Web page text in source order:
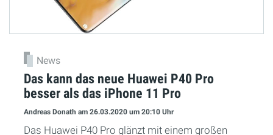
News
Das kann das neue Huawei P40 Pro
besser als das iPhone 11 Pro
Andreas Donath am 26.03.2020 um 20:10 Uhr
Das Huawei P40 Pro glänzt mit einem großen